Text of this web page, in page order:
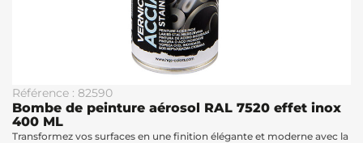
Référence : 82590
Bombe de peinture aérosol RAL 7520 effet inox
400 ML
Transformez vos surfaces en une finition élégante et moderne avec la